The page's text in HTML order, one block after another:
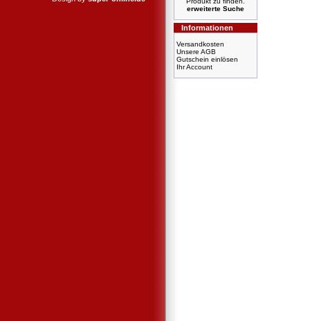
erweiterte Suche
Informationen
Versandkosten
Unsere AGB
Gutschein einlösen
Ihr Account